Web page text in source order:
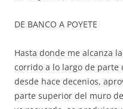
DE BANCO A POYETE
Hasta donde me alcanza
corrido a lo largo de parte
desde hace decenios,
parte superior del muro